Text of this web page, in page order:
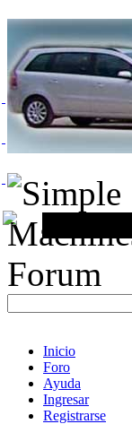
Inicio
Foro
Ayuda
Ingresar
Registrarse